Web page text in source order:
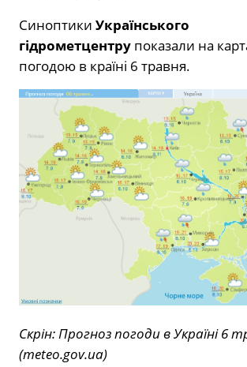
Синоптики Українського
гідрометцентру показали на
погодою в країні 6 травня.
Скрін: Прогноз погоди в Україні 6
(meteo.gov.ua)